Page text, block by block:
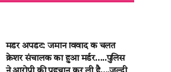
मर्डर अपडेट: जमीन विवाद के चलते
क्रेशर संचालक का हुआ मर्डर…..पुलिस